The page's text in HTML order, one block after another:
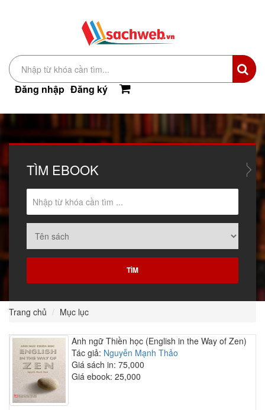
Đăng nhập Đăng ký
TÌM EBOOK
Trang chủ Mục lục
Anh ngữ Thiền học (English in the Way of Zen)
Tác giả: Nguyễn Mạnh Thảo
Giá sách in: 75,000
Giá ebook: 25,000